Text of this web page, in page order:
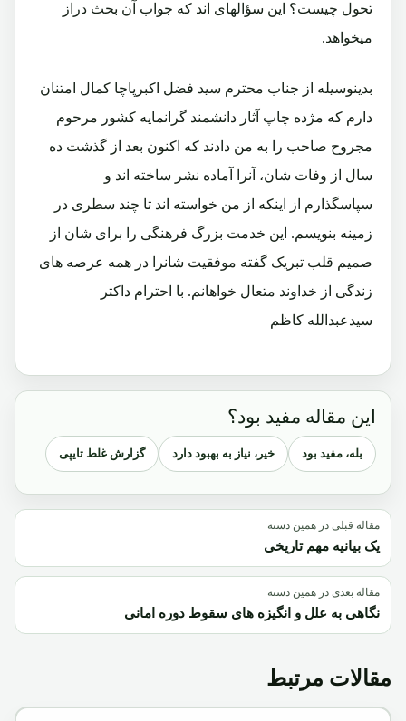
تحول چیست؟ این سؤالهای اند که جواب آن بحث دراز
میخواهد.
بدینوسیله از جناب محترم سید فضل اکبرپاچا کمال امتنان
دارم که مژده چاپ آثار دانشمند گرانمایه کشور مرحوم
مجروح صاحب را به من دادند که اکنون بعد از گذشت ده
سال از وفات شان، آنرا آماده نشر ساخته اند و
سپاسگذارم از اینکه از من خواسته اند تا چند سطری در
زمینه بنویسم. این خدمت بزرگ فرهنگی را برای شان از
صمیم قلب تبریک گفته موفقیت شانرا در همه عرصه های
زندگی از خداوند متعال خواهانم. با احترام داکتر
سیدعبدالله کاظم
این مقاله مفید بود؟
بله، مفید بود خیر، نیاز به بهبود دارد گزارش غلط تایپی
مقاله قبلی در همین دسته
یک بیانیه مهم تاریخی
مقاله بعدی در همین دسته
نگاهی به علل و انگیزه های سقوط دوره امانی
مقالات مرتبط